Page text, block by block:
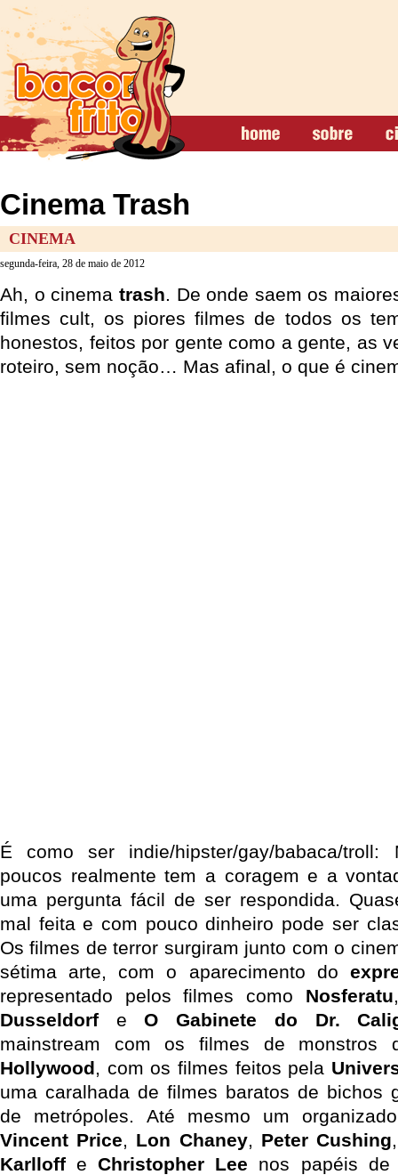
Cinema Trash
CINEMA
segunda-feira, 28 de maio de 2012
Ah, o cinema trash. De onde saem os
filmes cult, os piores filmes de todos os
honestos, feitos por gente como a gente, as
roteiro, sem noção… Mas afinal, o que é
É como ser indie/hipster/gay/babaca/
poucos realmente tem a coragem e a
uma pergunta fácil de ser respondida.
mal feita e com pouco dinheiro pode ser
Os filmes de terror surgiram junto com o
sétima arte, com o aparecimento do
representado pelos filmes como Nosferatu
Dusseldorf eO Gabinete do Dr.
mainstream com os filmes de
Hollywood, com os filmes feitos pela
uma caralhada de filmes baratos de bichos
de metrópoles. Até mesmo um
Vincent Price, Lon Chaney, Peter Cushing
Karlloff eChristopher Lee nos papéis de